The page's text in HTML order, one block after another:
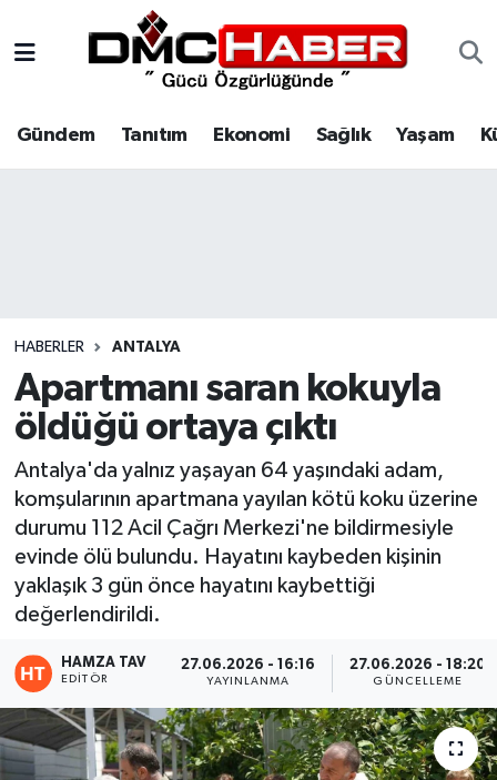
Gündem Tanıtım Ekonomi Sağlık Yaşam
HABERLER ANTALYA
Apartmanı saran kokuyla
öldüğü ortaya çıktı
Antalya'da yalnız yaşayan 64 yaşındaki adam,
komşularının apartmana yayılan kötü koku üzerine
durumu 112 Acil Çağrı Merkezi'ne bildirmesiyle
evinde ölü bulundu. Hayatını kaybeden kişinin
yaklaşık 3 gün önce hayatını kaybettiği
değerlendirildi.
HAMZA TAV
EDITÖR
27.06.2026 - 16:16
YAYINLANMA
27.06.2026 - 18:20
GÜNCELLEME
Tanıtım
Spor
Siyaset
Eğitim
Teknoloji
Resmi İlan
Nöbetçi Eczaneler
Hava Durumu
Haber Arşivi